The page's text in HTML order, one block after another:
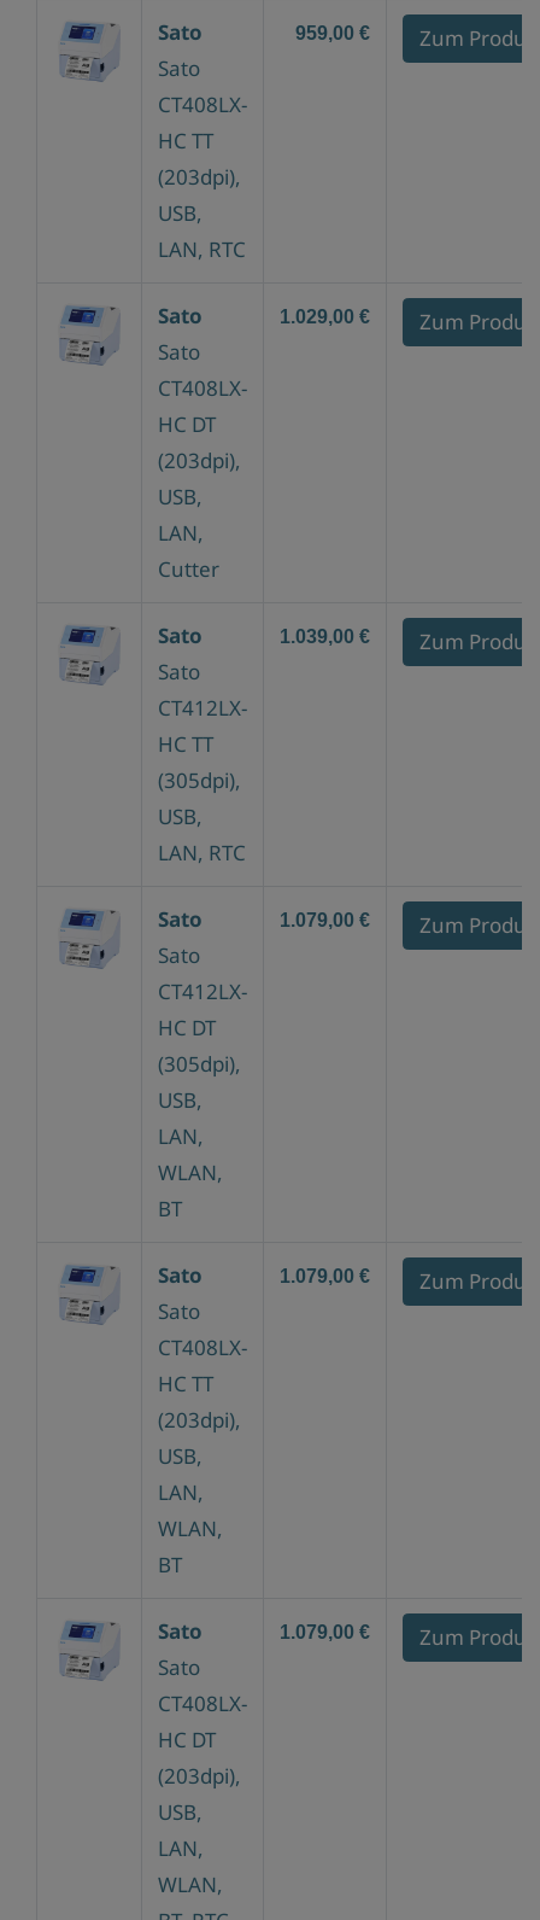
Sato
Sato
CT408LX-
HC TT
(203dpi),
USB,
LAN, RTC
959,00 € Zum
Sato
Sato
CT408LX-
HC DT
(203dpi),
USB,
LAN,
Cutter
1.029,00 € Zum
Sato
Sato
CT412LX-
HC TT
(305dpi),
USB,
LAN, RTC
1.039,00 € Zum
Sato
Sato
CT412LX-
HC DT
(305dpi),
USB,
LAN,
WLAN,
BT
1.079,00 € Zum
Sato
Sato
CT408LX-
HC TT
(203dpi),
USB,
LAN,
WLAN,
BT
1.079,00 € Zum
Sato
Sato
CT408LX-
HC DT
(203dpi),
USB,
LAN,
WLAN,
1.079,00 € Zum